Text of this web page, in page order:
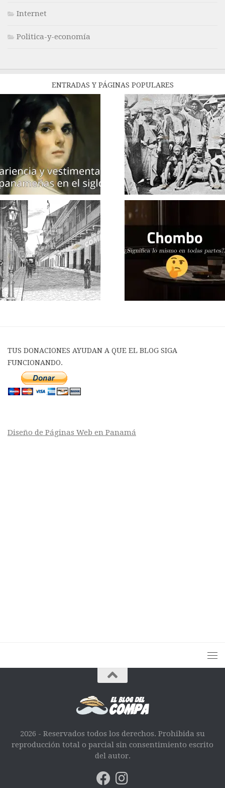
Internet
Politica-y-economía
ENTRADAS Y PÁGINAS POPULARES
TUS DONACIONES AYUDAN A QUE EL BLOG SIGA
FUNCIONANDO.
Diseño de Páginas Web en Panamá
2026 - Reservados todos los derechos. Prohibida su
reproducción total o parcial sin consentimiento escrito
del autor.